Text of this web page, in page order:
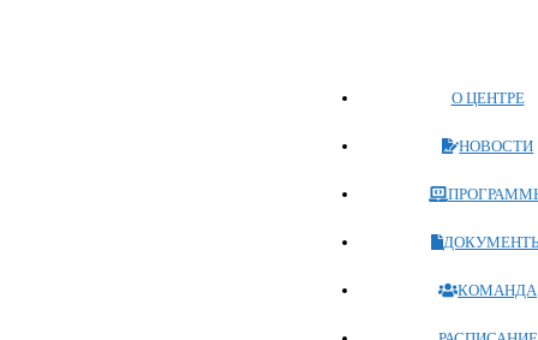
О ЦЕНТРЕ
НОВОСТИ
КОМАНДА